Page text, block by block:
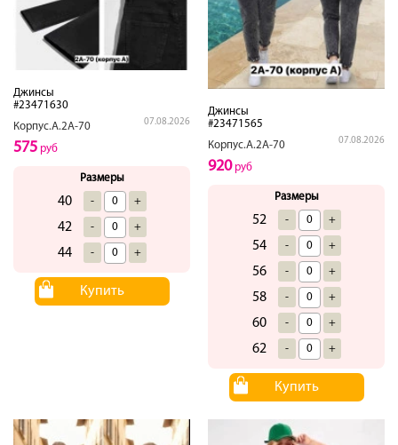
Джинсы
#23471630
Корпус.А.2А-70
07.08.2026
575 руб
Размеры
40 - +
42 - +
44 - +
Купить
Джинсы
#23471565
Корпус.А.2А-70
07.08.2026
920руб
Размеры
52 - +
54 - +
56 - +
58 - +
60 - +
62 - +
Купить